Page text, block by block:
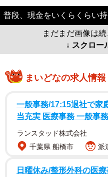
普段、現金をいくらくらい
まだまだ画像は
↓ スクロー
まいどなの求人情報
一般事務/17:15退社で家
当充実 医療事務 一般事
ランスタッド株式会社
千葉県 船橋市
派
日曜休み/整形外科の医